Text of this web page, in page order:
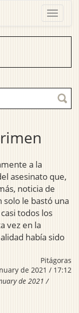
a la
asesinato que,
noticia de
solo le bastó una
todos los
vez en la
había sido
Pitágoras
de 2021 / 17:12
de 2021 /